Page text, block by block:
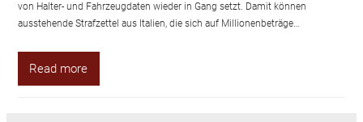
von Halter- und Fahrzeugdaten wieder in Gang setzt. Damit können
ausstehende Strafzettel aus Italien, die sich auf Millionenbeträge…
Read more